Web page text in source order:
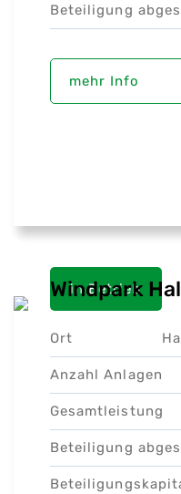
Beteiligung
mehr Info
in Betrieb
Windpark
Ort
Anzahl Anlagen
Gesamtleistung
Beteiligung